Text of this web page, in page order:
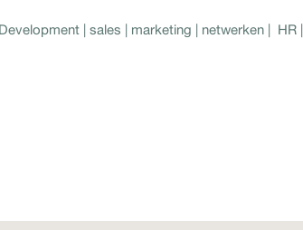
| sales | marketing | netwerken | HR |